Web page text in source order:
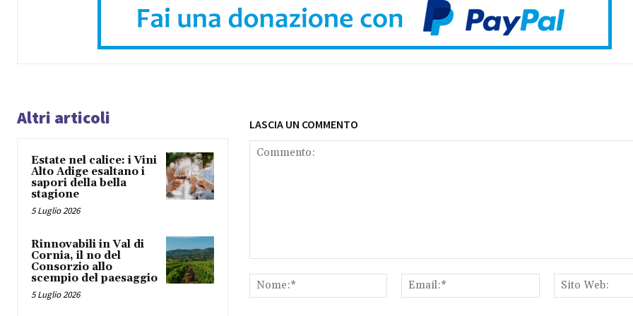
Altri articoli
Estate nel calice: i Vini
Alto Adige esaltano i
sapori della bella
stagione
5 Luglio 2026
Rinnovabili in Val di
Cornia, il no del
Consorzio allo
scempio del paesaggio
5 Luglio 2026
LASCIA UN COMMENTO
Nome:*
Email:*